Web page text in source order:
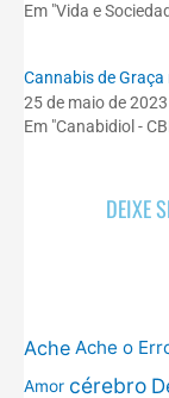
Em "Vida e
Cannabis de Graça
25 de maio de 2023
Em "Canabidiol -
DEIXE
Ache Ache o
Amor cérebro